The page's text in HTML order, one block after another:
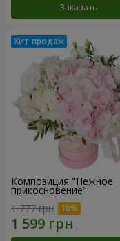
Заказать
Композиция "Нежное
прикосновение"
1 777 грн